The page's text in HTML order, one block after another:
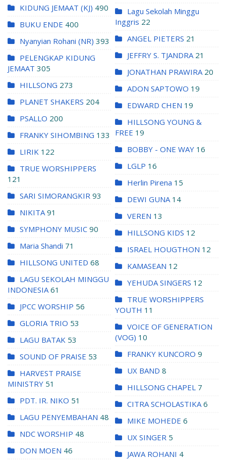
KIDUNG JEMAAT (KJ) 490
BUKU ENDE 400
Nyanyian Rohani (NR) 393
PELENGKAP KIDUNG
JEMAAT 305
HILLSONG 273
PLANET SHAKERS 204
PSALLO 200
FRANKY SIHOMBING 133
LIRIK 122
TRUE WORSHIPPERS
121
SARI SIMORANGKIR 93
NIKITA 91
SYMPHONY MUSIC 90
Maria Shandi 71
HILLSONG UNITED 68
LAGU SEKOLAH MINGGU
INDONESIA 61
JPCC WORSHIP 56
GLORIA TRIO 53
LAGU BATAK 53
SOUND OF PRAISE 53
HARVEST PRAISE
MINISTRY 51
PDT. IR. NIKO 51
LAGU PENYEMBAHAN 48
NDC WORSHIP 48
DON MOEN 46
Lagu Sekolah Minggu
Inggris 22
ANGEL PIETERS 21
JEFFRY S. TJANDRA 21
JONATHAN PRAWIRA 20
ADON SAPTOWO 19
EDWARD CHEN 19
HILLSONG YOUNG &
FREE 19
BOBBY - ONE WAY 16
LGLP 16
Herlin Pirena 15
DEWI GUNA 14
VEREN 13
HILLSONG KIDS 12
ISRAEL HOUGTHON 12
KAMASEAN 12
YEHUDA SINGERS 12
TRUE WORSHIPPERS
YOUTH 11
VOICE OF GENERATION
(VOG) 10
FRANKY KUNCORO 9
UX BAND 8
HILLSONG CHAPEL 7
CITRA SCHOLASTIKA 6
MIKE MOHEDE 6
UX SINGER 5
JAWA ROHANI 4